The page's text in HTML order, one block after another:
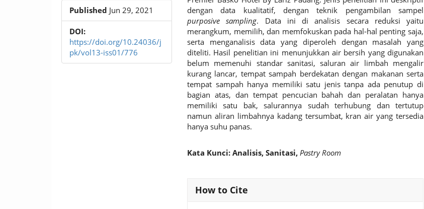
Published Jun 29, 2021
DOI:
https://doi.org/10.24036/j
pk/vol13-iss01/776
dengan data kualitatif, dengan teknik pengambilan sampel
purposive sampling. Data ini di analisis secara reduksi yaitu
merangkum, memilih, dan memfokuskan pada hal-hal penting saja,
serta menganalisis data yang diperoleh dengan masalah yang
diteliti. Hasil penelitian ini menunjukkan air bersih yang digunakan
belum memenuhi standar sanitasi, saluran air limbah mengalir
kurang lancar, tempat sampah berdekatan dengan makanan serta
tempat sampah hanya memiliki satu jenis tanpa ada penutup di
bagian atas, dan tempat pencucian bahah dan peralatan hanya
memiliki satu bak, salurannya sudah terhubung dan tertutup
namun aliran limbahnya kadang tersumbat, kran air yang tersedia
hanya suhu panas.
Kata Kunci: Analisis, Sanitasi, Pastry Room
Article
Details
How to Cite